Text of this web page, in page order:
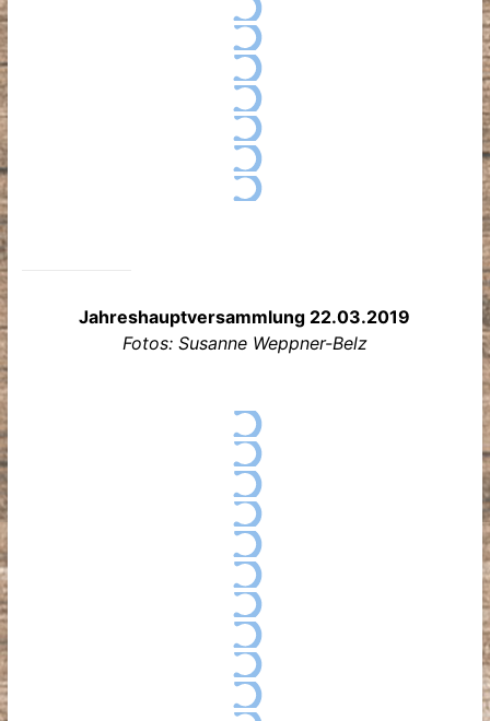
Jahreshauptversammlung 22.03.2019
Fotos: Susanne Weppner-Belz